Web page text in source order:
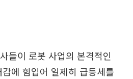
들이 로봇 사업의 본격적인
에 힘입어 일제히 급등세를